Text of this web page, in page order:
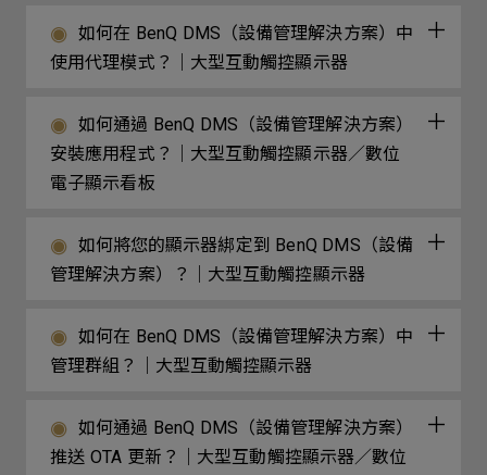
如何在 BenQ DMS（設備管理解決方案）中
使用代理模式？｜大型互動觸控顯示器
如何通過 BenQ DMS（設備管理解決方案）
安裝應用程式？｜大型互動觸控顯示器／數位
電子顯示看板
如何將您的顯示器綁定到 BenQ DMS（設備
管理解決方案）？｜大型互動觸控顯示器
如何在 BenQ DMS（設備管理解決方案）中
管理群組？｜大型互動觸控顯示器
如何通過 BenQ DMS（設備管理解決方案）
推送 OTA 更新？｜大型互動觸控顯示器／數位